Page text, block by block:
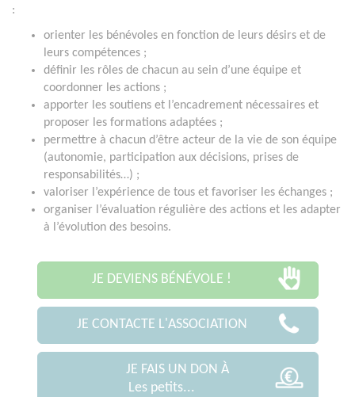
:
orienter les bénévoles en fonction de leurs désirs et de
leurs compétences ;
définir les rôles de chacun au sein d’une équipe et
coordonner les actions ;
apporter les soutiens et l’encadrement nécessaires et
proposer les formations adaptées ;
permettre à chacun d’être acteur de la vie de son équipe
(autonomie, participation aux décisions, prises de
responsabilités…) ;
valoriser l’expérience de tous et favoriser les échanges ;
organiser l’évaluation régulière des actions et les adapter
à l’évolution des besoins.
JE DEVIENS BÉNÉVOLE !
JE CONTACTE L'ASSOCIATION
JE FAIS UN DON À
Les petits...